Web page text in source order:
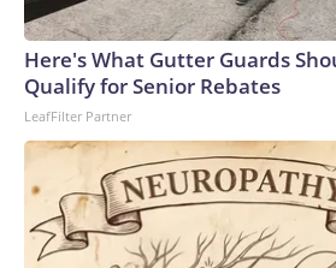
quejado en privado en los últimos días
revelaciones sobre el menguante
EE.UU. hacen que el país parezca
crítico, dijeron altos funcionarios
para intentar motivar a Irán a aceptar
Saudita se prepara para ataques
aeropuertos de milicias iraquíes
Aguirre, exgobernador del estado
Here's What Gutter Guards
Qualify for Senior Rebates
LeafFilter Partner